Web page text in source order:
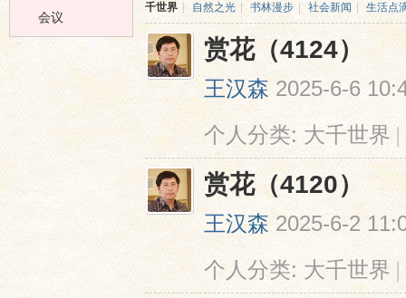
千世界 | 自然之光 书林漫步 社会新闻 生活点
赏花（4124）
王汉森 2025-6-6
个人分类: 大千世界 |
赏花（4120）
王汉森 2025-6-2
个人分类: 大千世界 |
会议